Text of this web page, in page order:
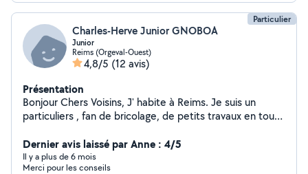
Particulier
Charles-Herve Junior GNOBOA
Junior
Reims (Orgeval-Ouest)
4,8/5 (12 avis)
Présentation
Bonjour Chers Voisins, J' habite à Reims. Je suis un
particuliers , fan de bricolage, de petits travaux en tout
Dernier avis laissé par Anne : 4/5
Il y a plus de 6 mois
Merci pour les conseils